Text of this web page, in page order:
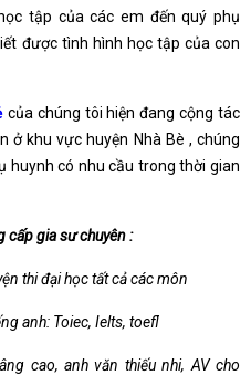
tập của các em đến quý phụ
được tình hình học tập của con
của chúng tôi hiện đang cộng tác
ở khu vực huyện Nhà Bè , chúng
huynh có nhu cầu trong thời gian
cấp gia sư chuyên :
thi đại học tất cả các môn
anh: Toiec, Ielts, toefl
cao, anh văn thiếu nhi, AV cho